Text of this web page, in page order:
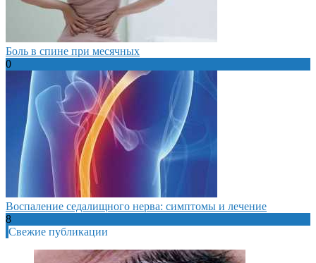
Боль в спине при месячных
0
Воспаление седалищного нерва: симптомы и лечение
8
Свежие публикации